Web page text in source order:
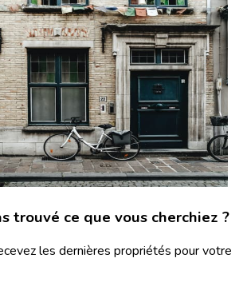
trouvé ce que vous cherchiez ?
les dernières propriétés pour votre